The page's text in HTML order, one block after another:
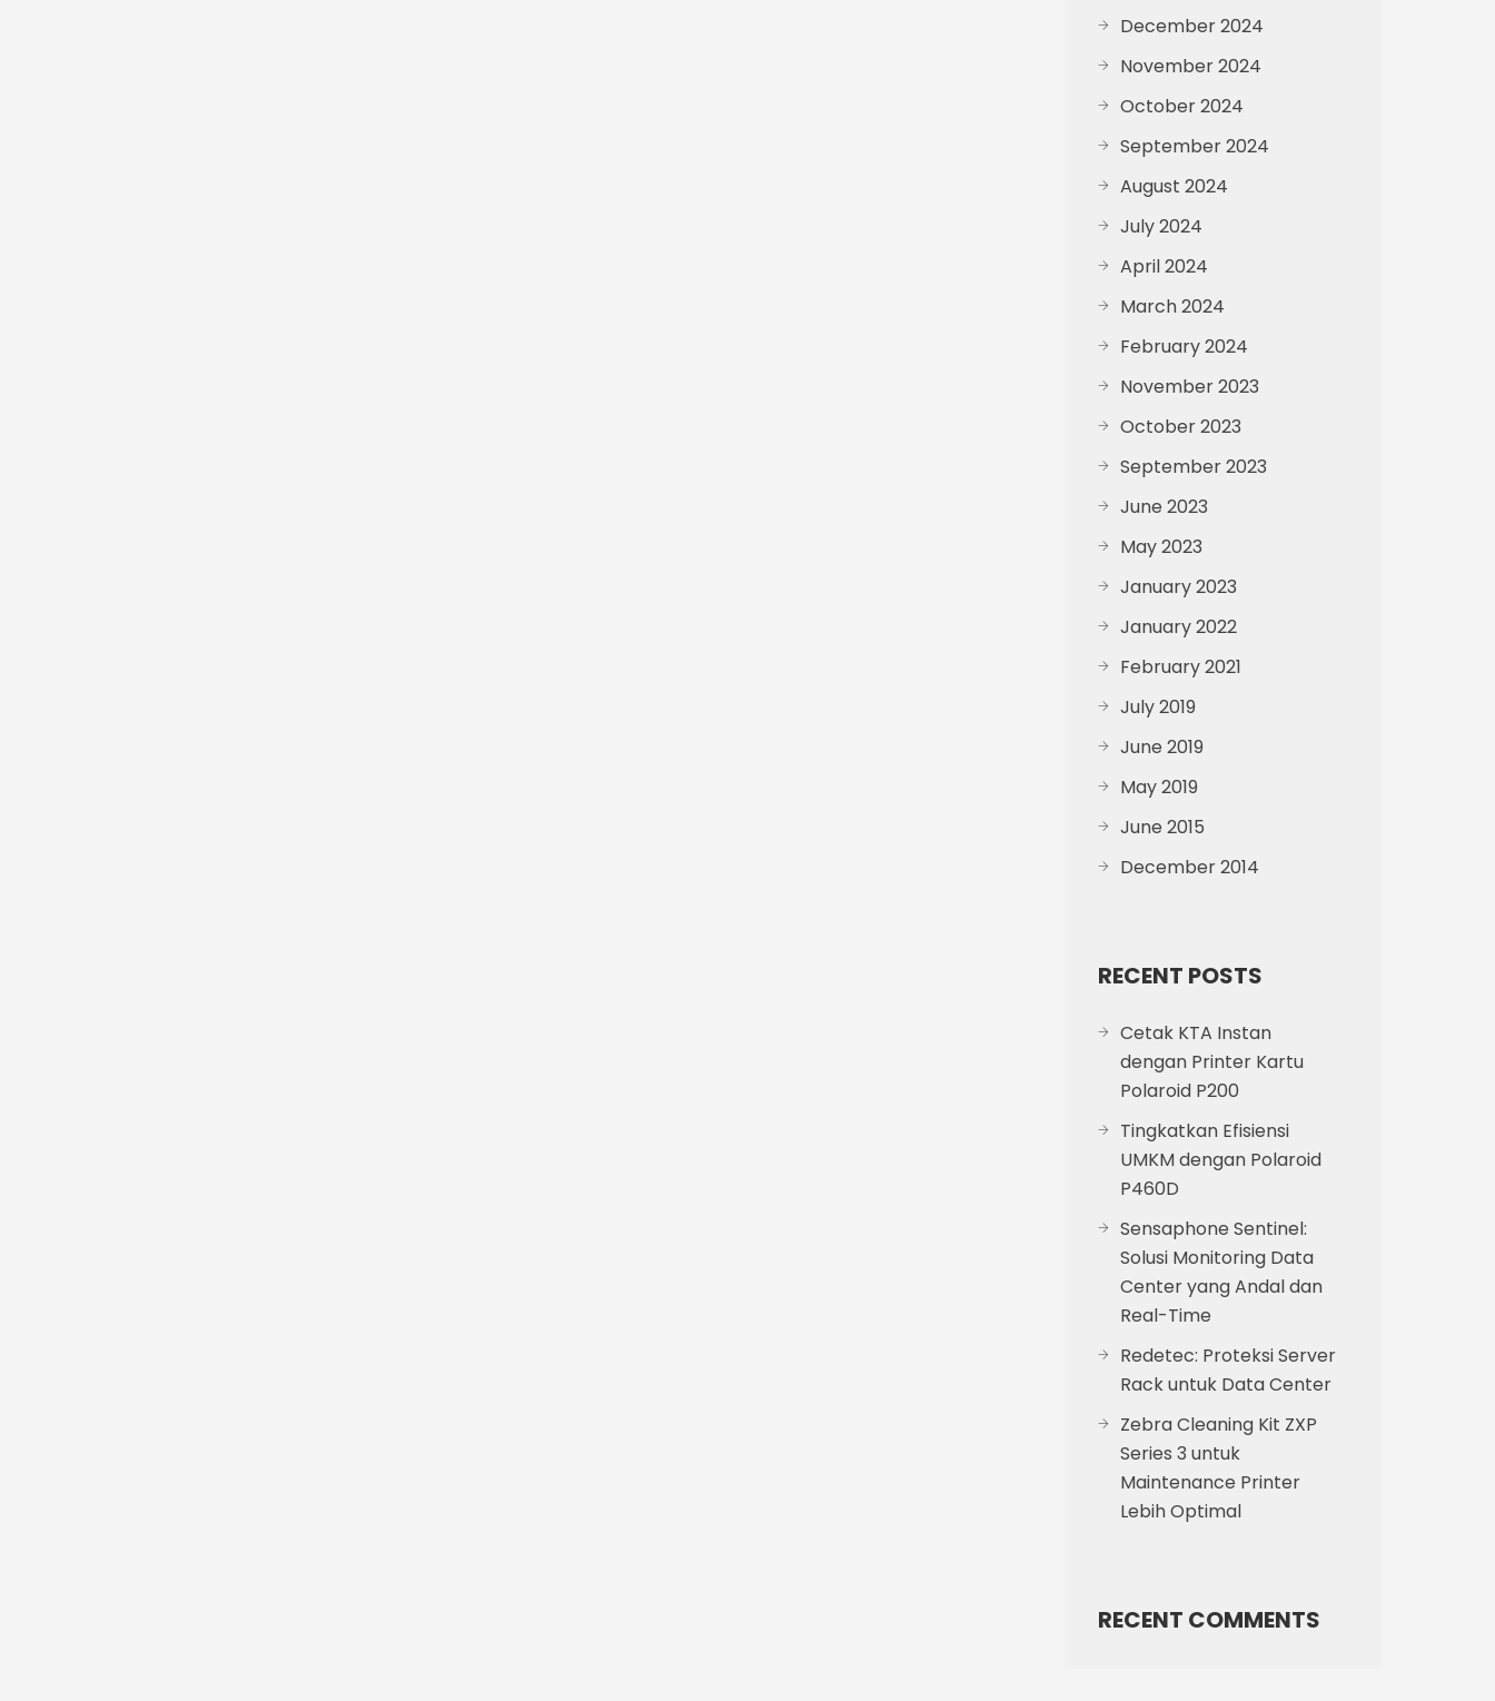
December 2024
November 2024
October 2024
September 2024
August 2024
July 2024
April 2024
March 2024
February 2024
November 2023
October 2023
September 2023
June 2023
May 2023
January 2023
January 2022
February 2021
July 2019
June 2019
May 2019
June 2015
December 2014
RECENT POSTS
Cetak KTA Instan
dengan Printer Kartu
Polaroid P200
Tingkatkan Efisiensi
UMKM dengan Polaroid
P460D
Sensaphone Sentinel:
Solusi Monitoring Data
Center yang Andal dan
Real-Time
Redetec: Proteksi Server
Rack untuk Data Center
Zebra Cleaning Kit ZXP
Series 3 untuk
Maintenance Printer
Lebih Optimal
RECENT COMMENTS